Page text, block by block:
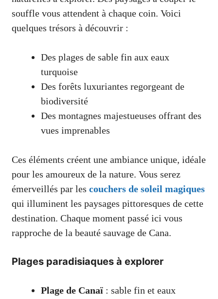
souffle vous attendent à chaque coin. Voici
quelques trésors à découvrir :
Des plages de sable fin aux eaux
turquoise
Des forêts luxuriantes regorgeant de
biodiversité
Des montagnes majestueuses offrant des
vues imprenables
Ces éléments créent une ambiance unique, idéale
pour les amoureux de la nature. Vous serez
émerveillés par les couchers de soleil magiques
qui illuminent les paysages pittoresques de cette
destination. Chaque moment passé ici vous
rapproche de la beauté sauvage de Cana.
Plages paradisiaques à explorer
Plage de Canaï : sable fin et eaux